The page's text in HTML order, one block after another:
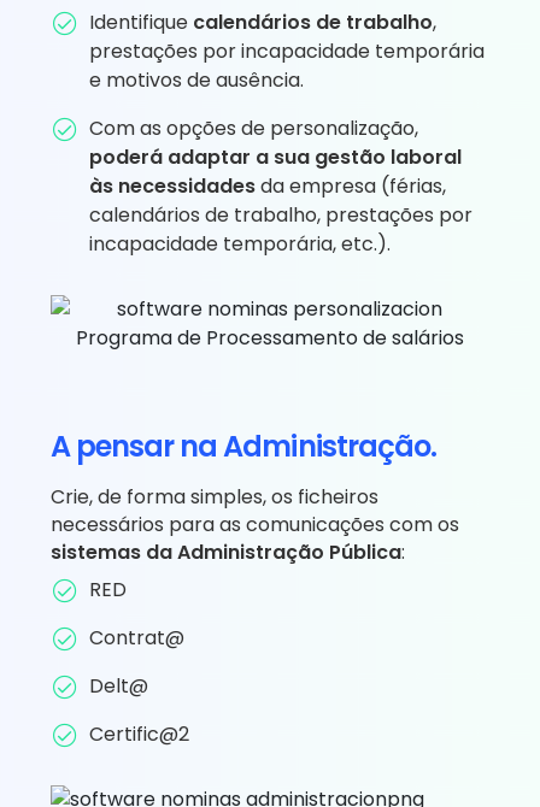
Identifique calendários de trabalho,
prestações por incapacidade temporária
e motivos de ausência.
Com as opções de personalização,
poderá adaptar a sua gestão laboral
às necessidadesda empresa (férias,
calendários de trabalho, prestações por
incapacidade temporária, etc.).
A pensar na Administração.
Crie, de forma simples, os ficheiros
necessários para as comunicações com os
sistemas da Administração Pública:
RED
Contrat@
Delt@
Certific@2